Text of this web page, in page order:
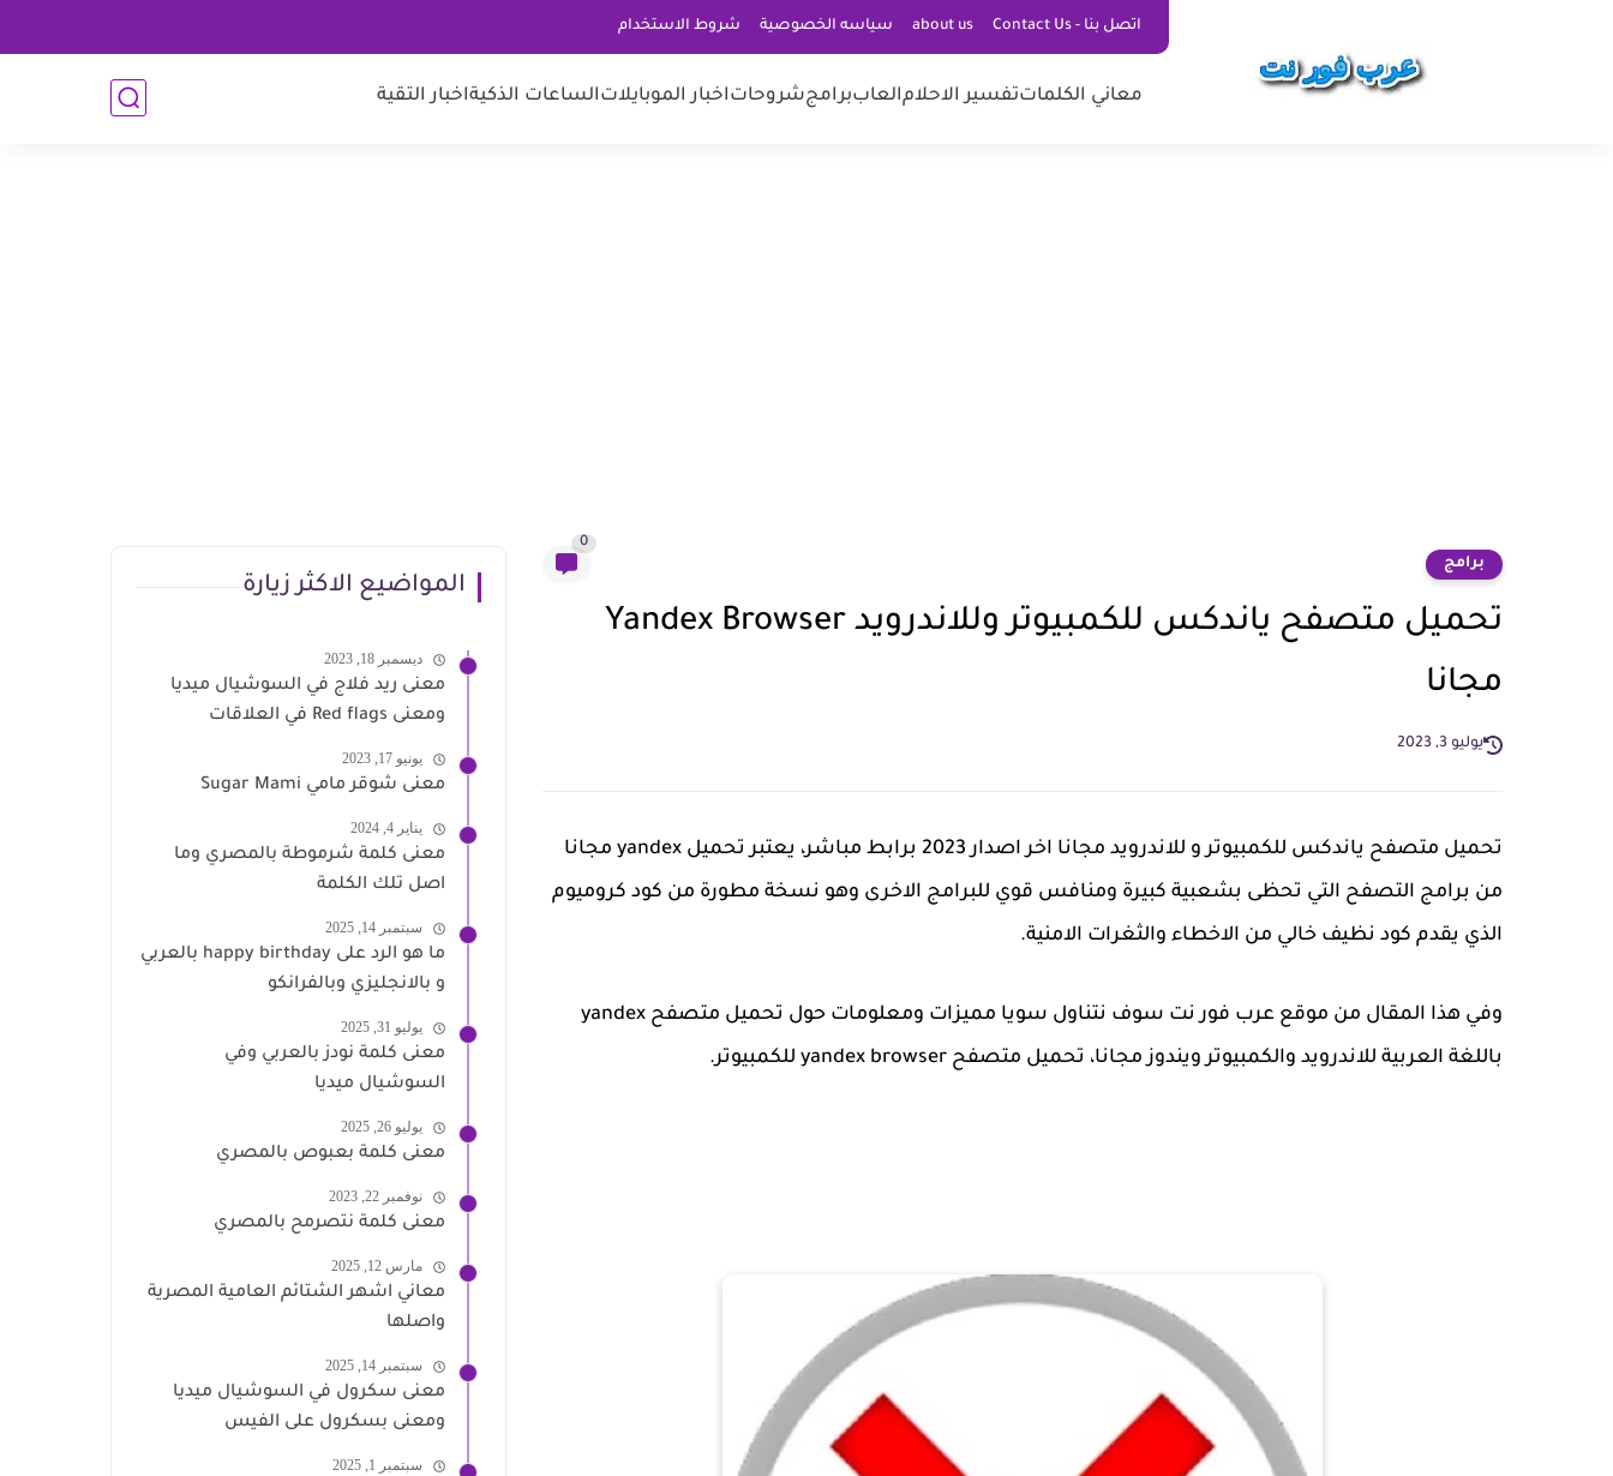
اتصل بنا - Contact Us about us سياسه الخصوصية شروط الاستخدام
معاني الكلماتتفسير الاحلامالعاببرامجشروحاتاخبار الموبايلاتالساعات الذكيةاخبار التقية
برامج
0
تحميل متصفح ياندكس للكمبيوتر وللاندرويد Yandex Browser
مجانا
يوليو 3, 2023
تحميل متصفح ياندكس للكمبيوتر و للاندرويد مجانا اخر اصدار 2023 برابط مباشر، يعتبر تحميل yandex مجانا
من برامج التصفح التي تحظى بشعبية كبيرة ومنافس قوي للبرامج الاخرى وهو نسخة مطورة من كود كروميوم
الذي يقدم كود نظيف خالي من الاخطاء والثغرات الامنية.
وفي هذا المقال من موقع عرب فور نت سوف نتناول سويا مميزات ومعلومات حول تحميل متصفح yandex
باللغة العربية للاندرويد والكمبيوتر ويندوز مجانا، تحميل متصفح yandex browser للكمبيوتر.
المواضيع الاكثر زيارة
ديسمبر 18, 2023
معنى ريد فلاج في السوشيال ميديا
ومعنى Red flags في العلاقات
يونيو 17, 2023
معنى شوقر مامي Sugar Mami
يناير 4, 2024
معنى كلمة شرموطة بالمصري وما
اصل تلك الكلمة
سبتمبر 14, 2025
ما هو الرد على happy birthday بالعربي
و بالانجليزي وبالفرانكو
يوليو 31, 2025
معنى كلمة نودز بالعربي وفي
السوشيال ميديا
يوليو 26, 2025
معنى كلمة بعبوص بالمصري
نوفمبر 22, 2023
معنى كلمة نتصرمح بالمصري
مارس 12, 2025
معاني اشهر الشتائم العامية المصرية
واصلها
سبتمبر 14, 2025
معنى سكرول في السوشيال ميديا
ومعنى بسكرول على الفيس
سبتمبر 1, 2025